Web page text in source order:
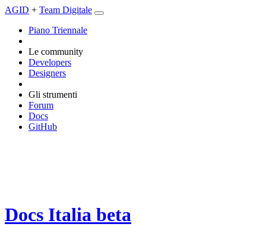
AGID + Team Digitale
Piano Triennale
Le community
Developers
Designers
Gli strumenti
Forum
Docs
GitHub
Docs Italia beta